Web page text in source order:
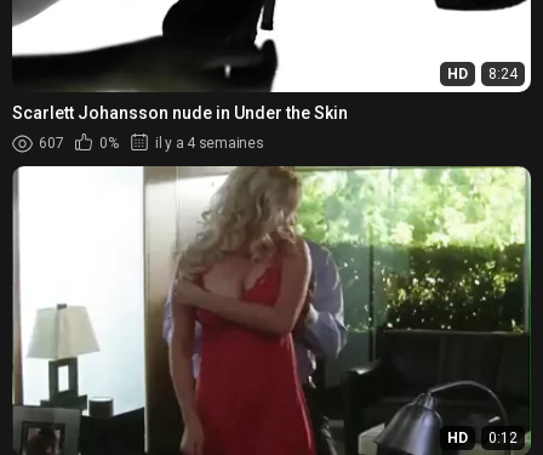
HD 8:24
Scarlett Johansson nude in Under the Skin
607 0% il y a 4 semaines
HD 0:12